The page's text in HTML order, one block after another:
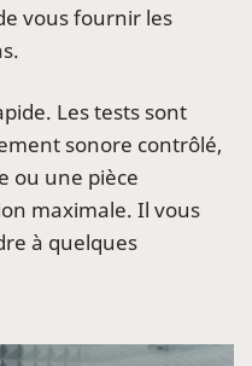
vous fournir les
Les tests sont
sonore contrôlé,
ou une pièce
maximale. Il vous
à quelques